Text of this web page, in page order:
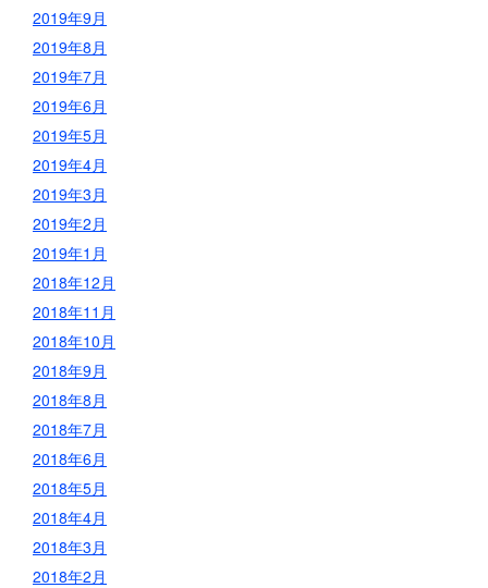
2019年9月
2019年8月
2019年7月
2019年6月
2019年5月
2019年4月
2019年3月
2019年2月
2019年1月
2018年12月
2018年11月
2018年10月
2018年9月
2018年8月
2018年7月
2018年6月
2018年5月
2018年4月
2018年3月
2018年2月